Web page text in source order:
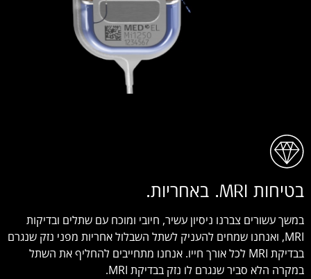
בטיחות MRI. באחריות.
במשך עשורים צברנו ניסיון עשיר, חיובי ומוכח עם שתלים ובדיקות
MRI, ואנחנו שמחים להעניק לשתל השבלול אחריות מפני נזק שנגרם
בבדיקת MRI לכל אורך חייו. אנחנו מתחייבים להחליף את השתל
במקרה הלא סביר שנגרם לו נזק בבדיקת MRI.